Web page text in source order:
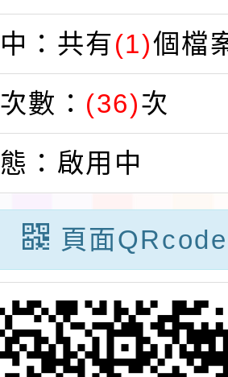
：共有(1)個檔
數： (36)次
：啟用中
頁面QRcode